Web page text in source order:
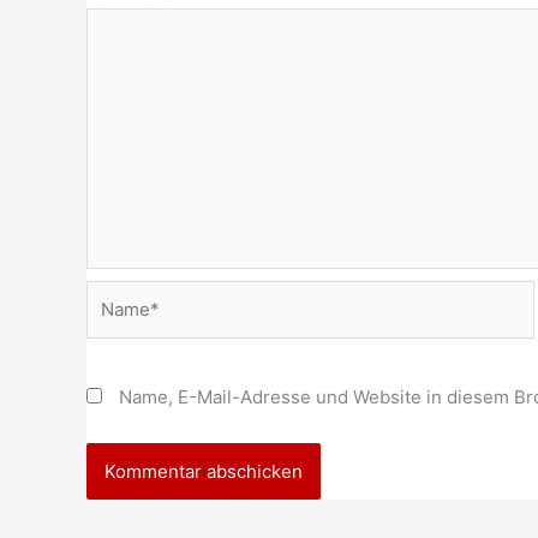
Name, E-Mail-Adresse und Website in diesem